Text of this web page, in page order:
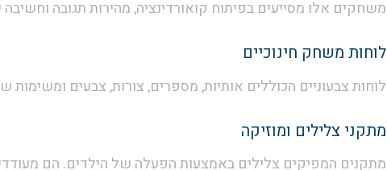
משחקים אלו מסייעים בפיתוח קואורדינציה, מהירות תגובה וחשיבה
לוחות משחק חינוכיים
לוחות צבעוניים הכוללים אותיות, מספרים, צורות, צבעים
מתקני צלילים ומוזיקה
מתקנים המפיקים צלילים באמצעות הפעלה של הילדים. הם